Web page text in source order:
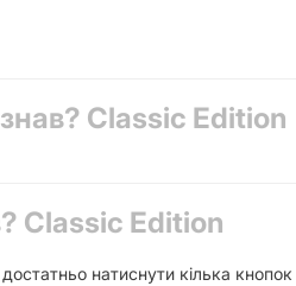
Classic Edition
Classic Edition
натиснути кілька кнопок